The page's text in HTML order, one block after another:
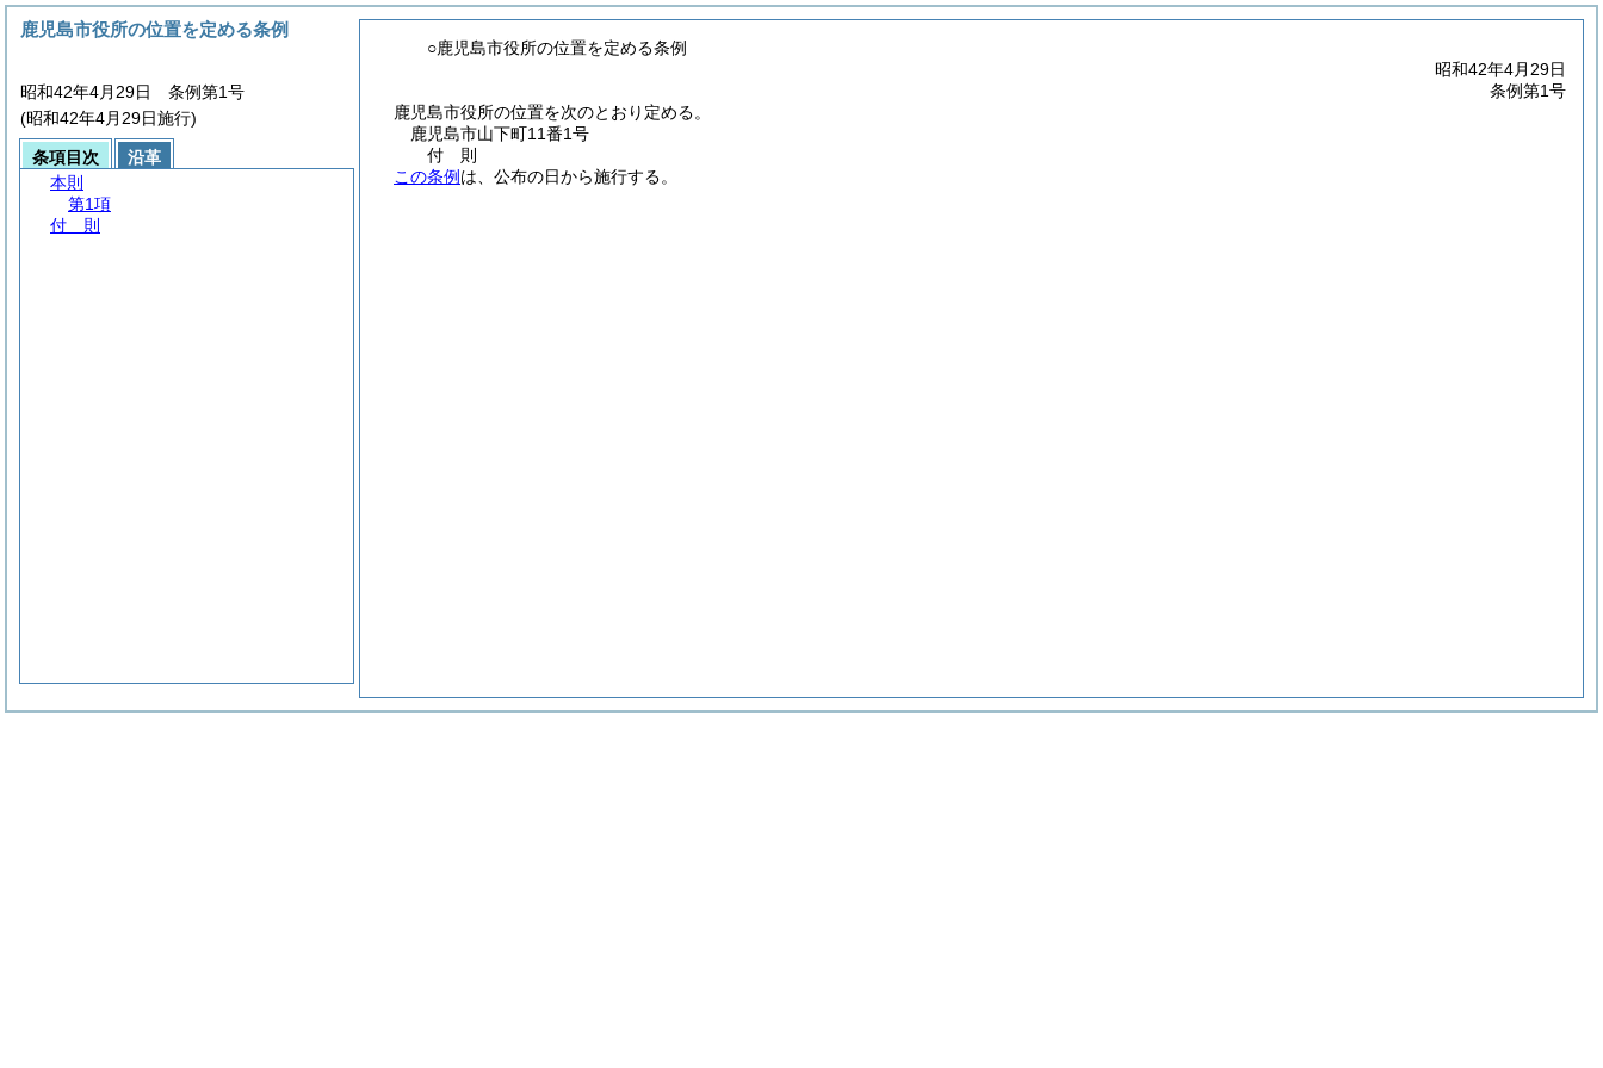
○鹿児島市役所の位置を定める条例
昭和42年4月29日
条例第1号
鹿児島市役所の位置を次のとおり定める。
鹿児島市山下町11番1号
付 則
この条例 は、公布の日から施行する。
鹿児島市役所の位置を定める条例
昭和42年4月29日 条例第1号
(昭和42年4月29日施行)
条項目次
沿革
本則
第1項
付 則